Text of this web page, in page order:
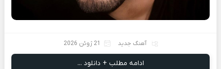
آهنگ جدید 21 ژوئن 2026
ادامه مطلب + دانلود ...